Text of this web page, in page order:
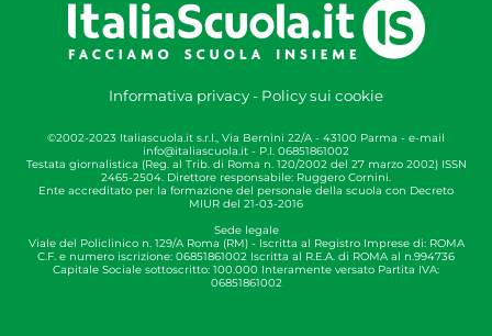
Informativa privacy- Policy sui cookie
©2002-2023 Italiascuola.it s.r.l., Via Bernini 22/A - 43100 Parma - e-mail
info@italiascuola.it - P.I. 06851861002
Testata giornalistica (Reg. al Trib. di Roma n. 120/2002 del 27 marzo 2002) ISSN
2465-2504. Direttore responsabile: Ruggero Cornini.
Ente accreditato per la formazione del personale della scuola con Decreto
MIUR del 21-03-2016
Sede legale
Viale del Policlinico n. 129/A Roma (RM) - Iscritta al Registro Imprese di: ROMA
C.F. e numero iscrizione: 06851861002 Iscritta al R.E.A. di ROMA al n.994736
Capitale Sociale sottoscritto: 100.000 Interamente versato Partita IVA:
06851861002